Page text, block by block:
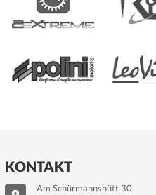
KONTAKT
Am Schürmannshütt 30